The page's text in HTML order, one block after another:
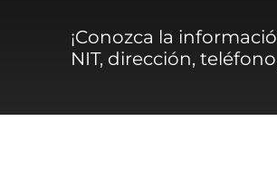
¡Conozca la
NIT, dirección,